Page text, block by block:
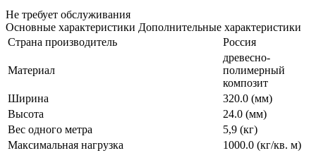
Не требует обслуживания
Основные характеристики Дополнительные характеристики
Страна производитель
Россия
Материал
древесно-
полимерный
композит
Ширина
320.0 (мм)
Высота
24.0 (мм)
Вес одного метра
5,9 (кг)
Максимальная нагрузка
1000.0 (кг/кв. м)